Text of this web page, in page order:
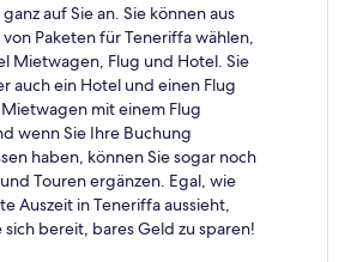
auf Sie an. Sie können aus
von Paketen für Teneriffa wählen,
Mietwagen, Flug und Hotel. Sie
auch ein Hotel und einen Flug
mit einem Flug
wenn Sie Ihre Buchung
haben, können Sie sogar noch
Touren ergänzen. Egal, wie
Auszeit in Teneriffa aussieht,
sich bereit, bares Geld zu sparen!